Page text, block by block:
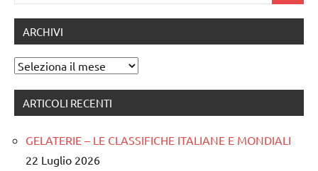
ARCHIVI
Archivi
ARTICOLI RECENTI
GELATERIE – LE CLASSIFICHE ITALIANE E MONDIALI
22 Luglio 2026